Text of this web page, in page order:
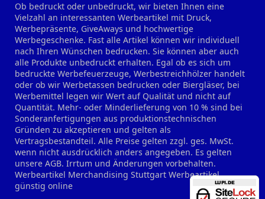
Ob bedruckt oder unbedruckt, wir bieten Ihnen eine
Vielzahl an interessanten Werbeartikel mit Druck,
Werbepräsente, GiveAways und hochwertige
Werbegeschenke. Fast alle Artikel können wir individuell
nach Ihren Wünschen bedrucken. Sie können aber auch
alle Produkte unbedruckt erhalten. Egal ob es sich um
bedruckte Werbefeuerzeuge, Werbestreichhölzer handelt
oder ob wir Werbetassen bedrucken oder Biergläser, bei
Werbemittel legen wir Wert auf Qualität und nicht auf
Quantität. Mehr- oder Minderlieferung von 10 % sind bei
Sonderanfertigungen aus produktionstechnischen
Gründen zu akzeptieren und gelten als
Vertragsbestandteil. Alle Preise gelten zzgl. ges. MwSt.
wenn nicht ausdrücklich anders angegeben. Es gelten
unsere AGB. Irrtum und Änderungen vorbehalten.
Werbeartikel Merchandising Stuttgart Werbeartikel
günstig online